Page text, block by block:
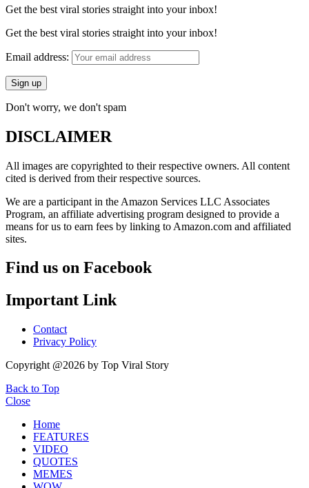
Get the best viral stories straight into your inbox!
Get the best viral stories straight into your inbox!
Email address:
Don't worry, we don't spam
DISCLAIMER
All images are copyrighted to their respective owners. All content
cited is derived from their respective sources.
We are a participant in the Amazon Services LLC Associates
Program, an affiliate advertising program designed to provide a
means for us to earn fees by linking to Amazon.com and affiliated
sites.
Find us on Facebook
Important Link
Contact
Privacy Policy
Copyright @2026 by Top Viral Story
Back to Top
Close
Home
FEATURES
VIDEO
QUOTES
MEMES